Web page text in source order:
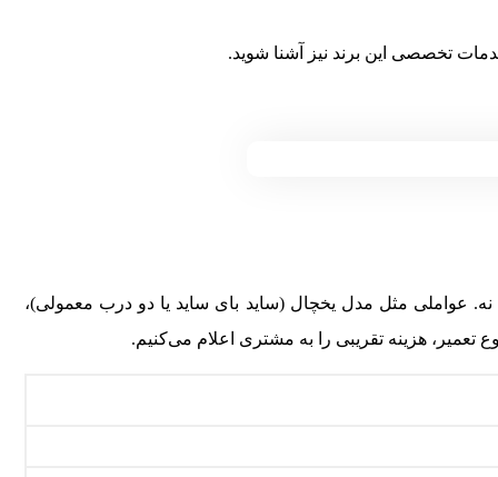
تخصصی این برند نیز آشنا شوید.
عواملی مثل مدل یخچال (ساید بای ساید یا دو درب معمولی)،
هزینه تقریبی را به مشتری اعلام می‌کنیم.